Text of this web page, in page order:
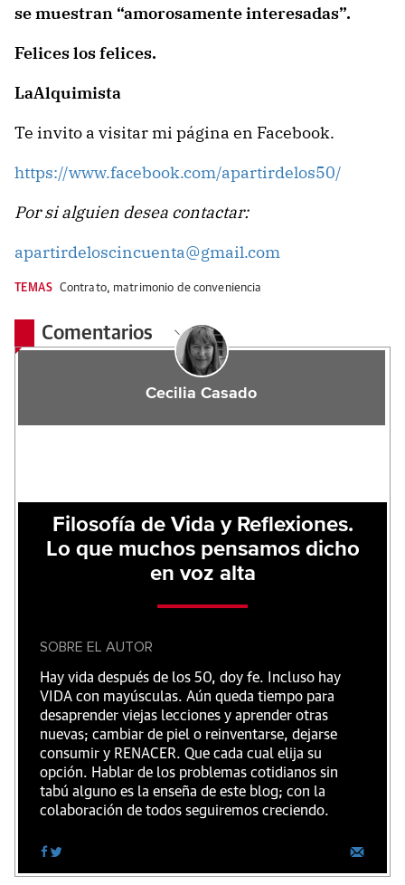
se muestran “amorosamente interesadas”.
Felices los felices.
LaAlquimista
Te invito a visitar mi página en Facebook.
https://www.facebook.com/apartirdelos50/
Por si alguien desea contactar:
apartirdeloscincuenta@gmail.com
TEMAS Contrato, matrimonio de conveniencia
Comentarios
Cecilia Casado
Filosofía de Vida y Reflexiones.
Lo que muchos pensamos dicho
en voz alta
SOBRE EL AUTOR
Hay vida después de los 50, doy fe. Incluso hay
VIDA con mayúsculas. Aún queda tiempo para
desaprender viejas lecciones y aprender otras
nuevas; cambiar de piel o reinventarse, dejarse
consumir y RENACER. Que cada cual elija su
opción. Hablar de los problemas cotidianos sin
tabú alguno es la enseña de este blog; con la
colaboración de todos seguiremos creciendo.